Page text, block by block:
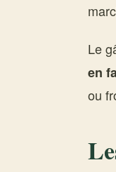
Le
en
ou